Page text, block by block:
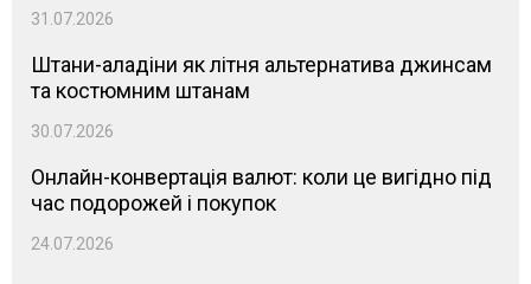
31.07.2026
Штани-аладіни як літня альтернатива джинсам
та костюмним штанам
30.07.2026
Онлайн-конвертація валют: коли це вигідно під
час подорожей і покупок
24.07.2026